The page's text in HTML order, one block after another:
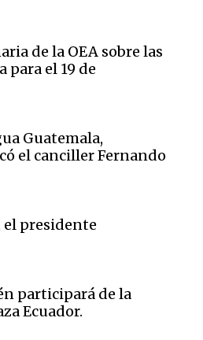
de la OEA sobre las
para el 19 de
Guatemala,
el canciller Fernando
el presidente
participará de la
Ecuador.